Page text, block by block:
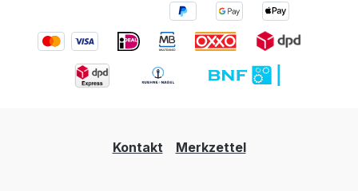
Kontakt Merkzettel